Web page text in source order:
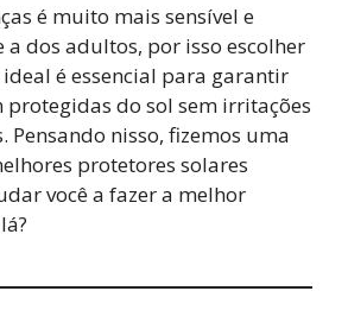
é muito mais sensível e
dos adultos, por isso escolher
é essencial para garantir
protegidas do sol sem irritações
Pensando nisso, fizemos uma
protetores solares
você a fazer a melhor